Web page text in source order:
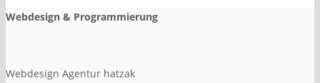
Webdesign & Programmierung
Webdesign Agentur hatzak